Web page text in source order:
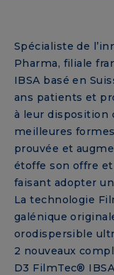
Spécialiste de
Pharma, filiale
IBSA basé en
ans patients et
à leur disposition
meilleures
prouvée et
étoffe son offre et
faisant adopter
La technologie
galénique
orodispersible
2 nouveaux
D3 FilmTec®